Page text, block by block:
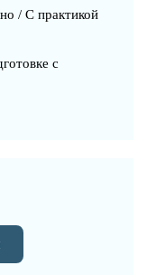
/ С практикой
с